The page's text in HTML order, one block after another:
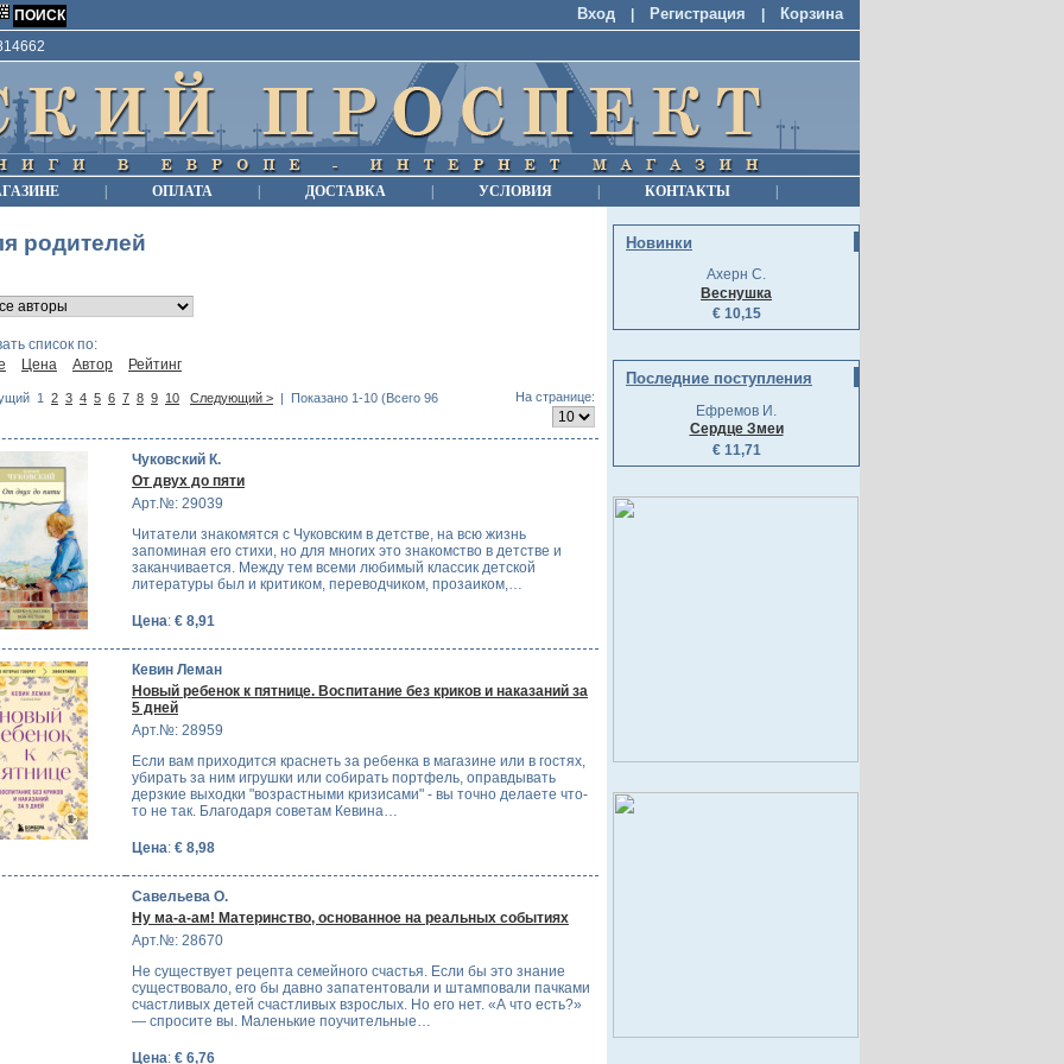
Вход Регистрация Корзина
ОПЛАТА ДОСТАВКА УСЛОВИЯ КОНТАКТЫ
родителей
список по:
Цена Автор Рейтинг
1 2 3 4 5 6 7 8 9 10 Следующий > | Показано 1-10 (Всего 96 На странице:
Чуковский К.
От двух до пяти
Арт.№: 29039
Читатели знакомятся с Чуковским в детстве, на всю жизнь
запоминая его стихи, но для многих это знакомство в детстве и
заканчивается. Между тем всеми любимый классик детской
литературы был и критиком, переводчиком, прозаиком,…
Цена: € 8,91
Кевин Леман
Новый ребенок к пятнице. Воспитание без криков и наказаний за
5 дней
Арт.№: 28959
Если вам приходится краснеть за ребенка в магазине или в гостях,
убирать за ним игрушки или собирать портфель, оправдывать
дерзкие выходки "возрастными кризисами" - вы точно делаете что-
то не так. Благодаря советам Кевина…
Цена: € 8,98
Савельева О.
Ну ма-а-ам! Материнство, основанное на реальных событиях
Арт.№: 28670
Не существует рецепта семейного счастья. Если бы это знание
существовало, его бы давно запатентовали и штамповали пачками
счастливых детей счастливых взрослых. Но его нет. «А что есть?»
— спросите вы. Маленькие поучительные…
Цена: € 6,76
Новинки
Ахерн С.
Веснушка
€ 10,15
Последние поступления
Ефремов И.
Сердце Змеи
€ 11,71